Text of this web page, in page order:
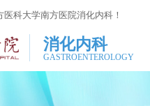
科大学南方医院消化内科！
消化内科
GASTROENTEROLOGY